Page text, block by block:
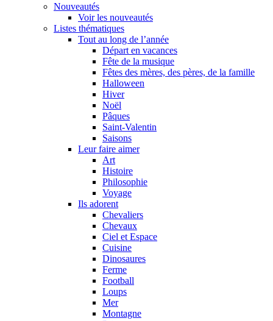
Nouveautés
Voir les nouveautés
Listes thématiques
Tout au long de l’année
Départ en vacances
Fête de la musique
Fêtes des mères, des pères, de la famille
Halloween
Hiver
Noël
Pâques
Saint-Valentin
Saisons
Leur faire aimer
Art
Histoire
Philosophie
Voyage
Ils adorent
Chevaliers
Chevaux
Ciel et Espace
Cuisine
Dinosaures
Ferme
Football
Loups
Mer
Montagne